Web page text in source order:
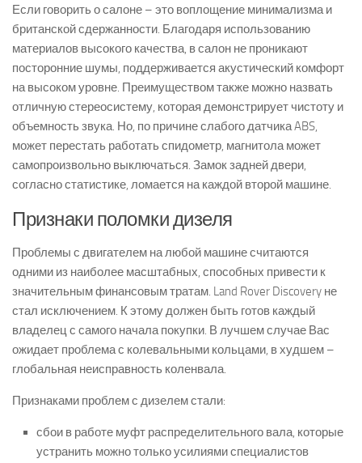
Если говорить о салоне – это воплощение минимализма и
британской сдержанности. Благодаря использованию
материалов высокого качества, в салон не проникают
посторонние шумы, поддерживается акустический комфорт
на высоком уровне. Преимуществом также можно назвать
отличную стереосистему, которая демонстрирует чистоту и
объемность звука. Но, по причине слабого датчика ABS,
может перестать работать спидометр, магнитола может
самопроизвольно выключаться. Замок задней двери,
согласно статистике, ломается на каждой второй машине.
Признаки поломки дизеля
Проблемы с двигателем на любой машине считаются
одними из наиболее масштабных, способных привести к
значительным финансовым тратам. Land Rover Discovery не
стал исключением. К этому должен быть готов каждый
владелец с самого начала покупки. В лучшем случае Вас
ожидает проблема с колевальными кольцами, в худшем –
глобальная неисправность коленвала.
Признаками проблем с дизелем стали:
сбои в работе муфт распределительного вала, которые
устранить можно только усилиями специалистов